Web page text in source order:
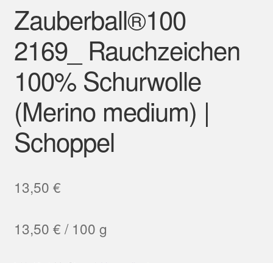
Zauberball®100
2169_ Rauchzeichen
100% Schurwolle
(Merino medium) |
Schoppel
13,50 €
13,50 € / 100 g